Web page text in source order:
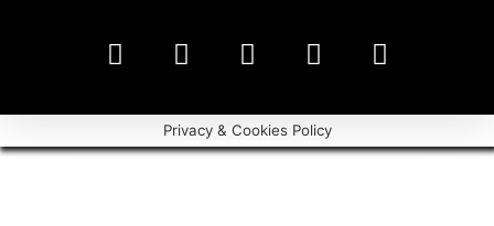
Privacy & Cookies Policy